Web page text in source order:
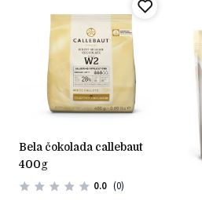
bela čokolada callebaut
400g
0.0 (0)